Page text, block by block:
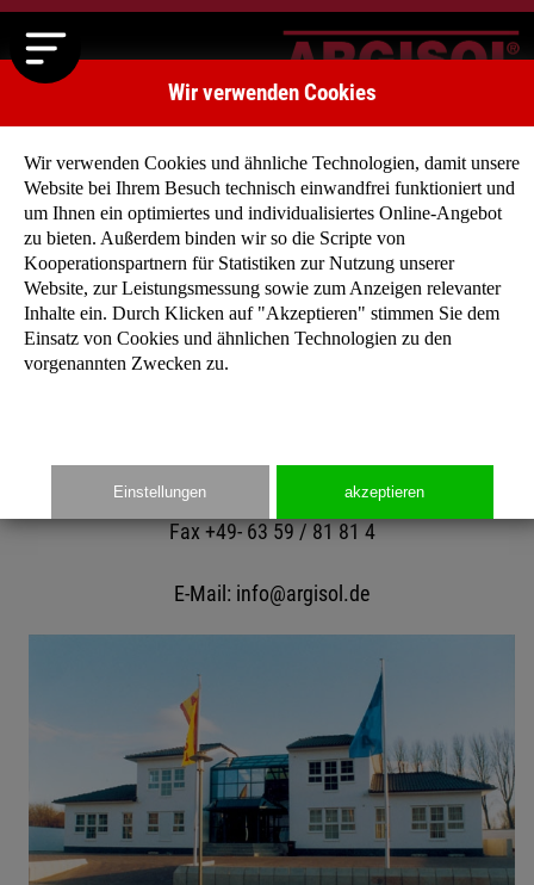
Kontakt
ARGISOL Bausysteme BEWA GmbH
Tel. +49- 63 59 / 93 26-0
Fax +49- 63 59 / 81 81 4
E-Mail: info@argisol.de
Wir verwenden Cookies
Wir verwenden Cookies und ähnliche Technologien, damit unsere
Website bei Ihrem Besuch technisch einwandfrei funktioniert und
um Ihnen ein optimiertes und individualisiertes Online-Angebot
zu bieten. Außerdem binden wir so die Scripte von
Kooperationspartnern für Statistiken zur Nutzung unserer
Website, zur Leistungsmessung sowie zum Anzeigen relevanter
Inhalte ein. Durch Klicken auf "Akzeptieren" stimmen Sie dem
Einsatz von Cookies und ähnlichen Technologien zu den
vorgenannten Zwecken zu.
Einstellungen akzeptieren